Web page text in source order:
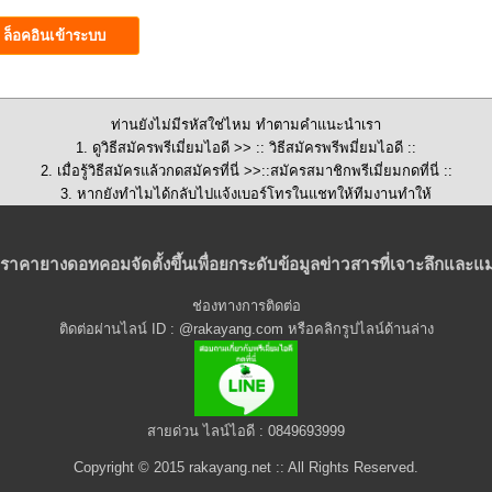
ท่านยังไม่มีรหัสใช่ไหม ทำตามคำแนะนำเรา
1. ดูวิธีสมัครพรีเมี่ยมไอดี >> :: วิธีสมัครพรีพมี่ยมไอดี ::
2. เมื่อรู้วิธีสมัครแล้วกดสมัครที่นี่ >>::สมัครสมาชิกพรีเมี่ยมกดที่นี่ ::
3. หากยังทำไมได้กลับไปแจ้งเบอร์โทรในแชทให้ทีมงานทำให้
ราคายางดอทคอมจัดตั้งขึ้นเพื่อยกระดับข้อมูลข่าวสารที่เจาะลึกและ
ช่องทางการติดต่อ
ติดต่อผ่านไลน์ ID : @rakayang.com หรือคลิกรูปไลน์ด้านล่าง
สายด่วน ไลน์ไอดี : 0849693999
Copyright © 2015 rakayang.net :: All Rights Reserved.